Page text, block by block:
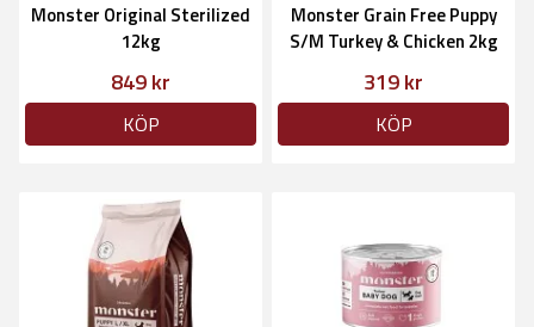
Monster Original Sterilized
12kg
849 kr
KÖP
Monster Grain Free Puppy
S/M Turkey & Chicken 2kg
319 kr
KÖP